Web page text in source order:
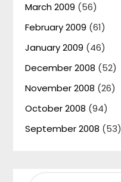
March 2009 (56)
February 2009 (61)
January 2009 (46)
December 2008 (52)
November 2008 (26)
October 2008 (94)
September 2008 (53)